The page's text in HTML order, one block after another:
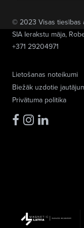
Lietošanas noteikumi
Biežāk uzdotie
Privātuma politika
© 2023 Visas tiesības
SIA Ierakstu māja,
+371 29204971